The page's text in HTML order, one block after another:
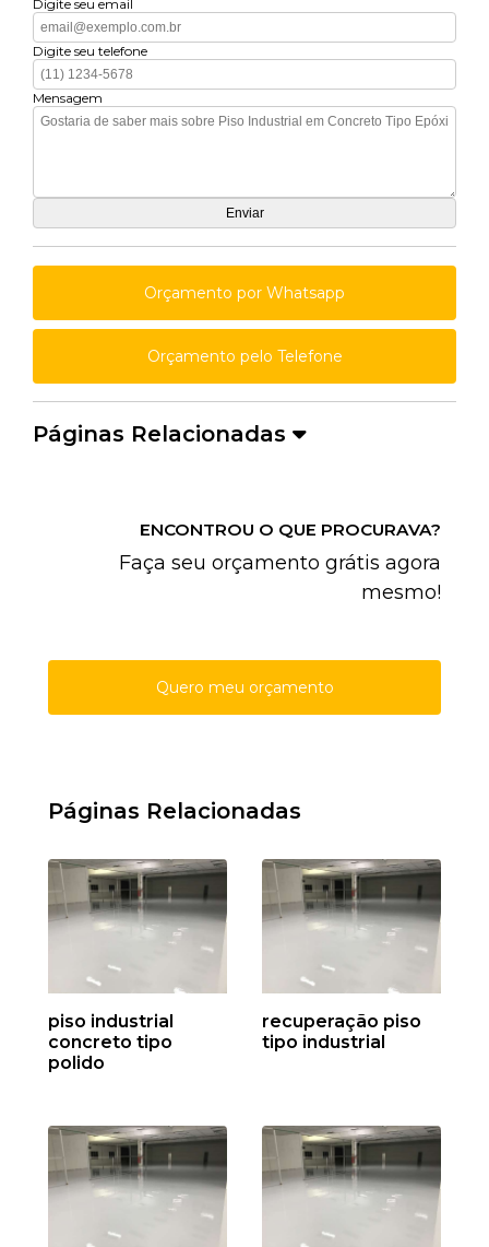
Digite seu email
Digite seu telefone
Mensagem
Orçamento por Whatsapp
Orçamento pelo Telefone
Páginas Relacionadas
ENCONTROU O QUE PROCURAVA?
Faça seu orçamento grátis agora
mesmo!
Quero meu orçamento
Páginas Relacionadas
piso industrial
concreto tipo
polido
recuperação piso
tipo industrial